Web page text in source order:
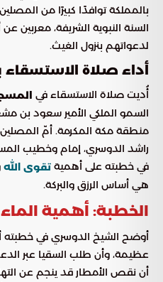
بالمملكة توافدًا كبيرًا من
السنة النبوية الشريفة، معربين
لدعواتهم بنزول الغيث.
أداء صلاة الاستسقاء
أُديت صلاة الاستسقاء في
السمو الملكي الأمير سعود بن
منطقة مكة المكرمة. أمّ المصلين
راشد الدوسري، إمام وخطيب
في خطبته على أهمية تقوى الله
هي أساس الرزق والبركة.
الخطبة: أهمية
أوضح الشيخ الدوسري في خطبته
عظيمة، وأن طلب السقيا عبر
أن نقص الأمطار قد ينجم عن